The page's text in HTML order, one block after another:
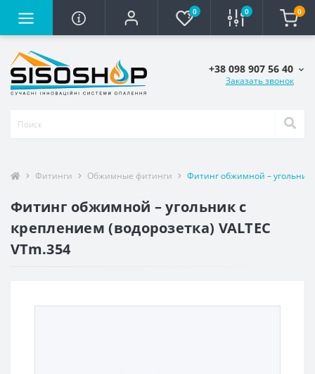
0 0 0
+38 098 907 56 40
Заказать звонок
Фитинги Обжимные фитинги Фитинг обжимной – угольник
Фитинг обжимной – угольник с
креплением (водорозетка) VALTEC
VTm.354